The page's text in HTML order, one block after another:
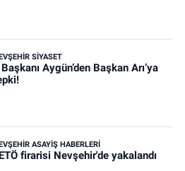
SIYASET
Aygün’den Başkan Arı’ya
ASAYIŞ HABERLERI
firarisi Nevşehir'de yakalandı